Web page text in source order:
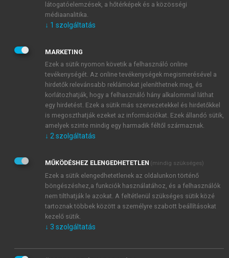
JELSZÓ
JELSZÓ ÚJRA
Kérek értesítést a MeRSZ újdonságairól, akcióiról.
Kérek értesítést az Akadémiai Kiadó Zrt. újdonságairól,
Adatkezelési tájékoztatóbanfoglaltakat tudomásul
veszem és elfogadom.
Általános vásárlási feltételeket, valamint a szotar.netés a
mersz.huoldalak licencszerződéseiben foglaltakat
tudomásul veszem és elfogadom.
KIPRÓBÁLOM
látogatóelemzések, a hőtérképek és a közösségi
médiaanalitika.
↓ 1 szolgáltatás
MARKETING
Ezek a sütik nyomon követik a felhasználó online
tevékenységét. Az online tevékenységek megismerésével a
hirdetők relevánsabb reklámokat jeleníthetnek meg, és
korlátozhatják, hogy a felhasználó hány alkalommal láthat
egy hirdetést. Ezek a sütik más szervezetekkel és hirdetőkkel
is megoszthatják ezeket az információkat. Ezek állandó sütik,
amelyek szinte mindig egy harmadik féltől származnak.
↓ 2 szolgáltatás
MŰKÖDÉSHEZ ELENGEDHETETLEN (mindig szükséges)
Ezek a sütik elengedhetetlenek az oldalunkon történő
böngészéshez,a funkciók használatához, és a felhasználók
nem tilthatják le azokat. A feltétlenül szükséges sütik közé
tartoznak többek között a személyre szabott beállításokat
kezelő sütik.
↓ 3 szolgáltatás